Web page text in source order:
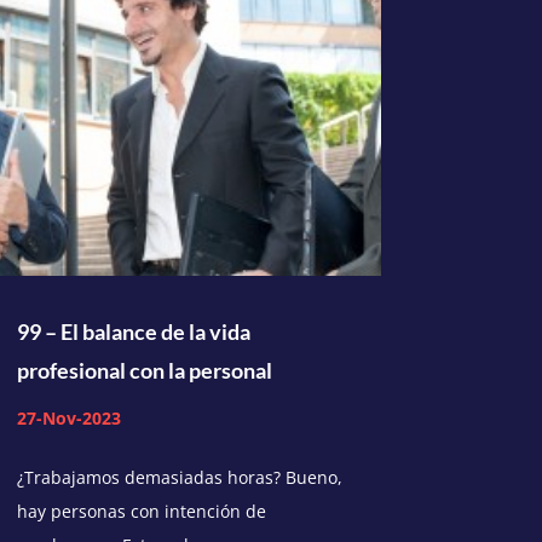
99 – El balance de la vida
profesional con la personal
27-Nov-2023
¿Trabajamos demasiadas horas? Bueno,
hay personas con intención de